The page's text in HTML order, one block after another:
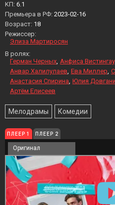
KП: 6.1
Премьера в РФ: 2023-02-16
Возраст: 18
Режиссер:
Элиза Мартиросян
В ролях:
Герман Черных Анфиса
Анвар Халилулаев Ева Миллер
Анастасия Спирина Юлия
Артём Елисеев
Мелодрамы Комедии
ПЛЕЕР 1 ПЛЕЕР 2
Оригинал